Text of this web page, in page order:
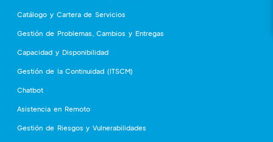
Catálogo y Cartera de Servicios
Gestión de Problemas, Cambios y Entregas
Capacidad y Disponibilidad
Gestión de la Continuidad (ITSCM)
Chatbot
Asistencia en Remoto
Gestión de Riesgos y Vulnerabilidades